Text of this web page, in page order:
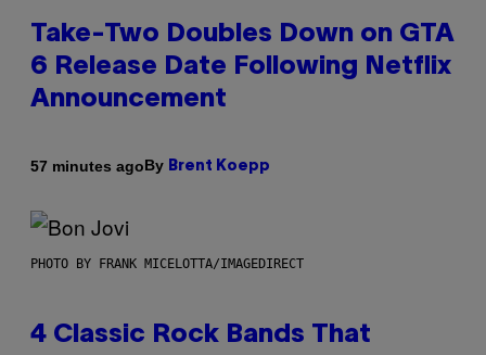
Take-Two Doubles Down on GTA
6 Release Date Following Netflix
Announcement
57 minutes agoBy Brent Koepp
PHOTO BY FRANK MICELOTTA/IMAGEDIRECT
4 Classic Rock Bands That